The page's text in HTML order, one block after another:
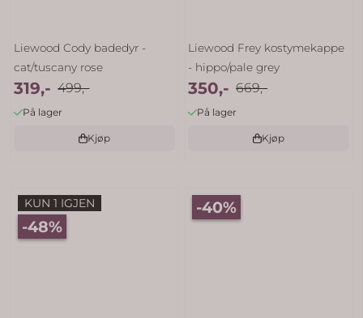
Liewood Cody badedyr -
cat/tuscany rose
319,- 499,-
På lager
Kjøp
Liewood Frey kostymekappe
- hippo/pale grey
350,- 669,-
På lager
Kjøp
KUN 1 IGJEN
-48%
-40%